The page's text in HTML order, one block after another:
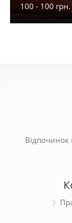
100 - 100 грн.
Відпочинок